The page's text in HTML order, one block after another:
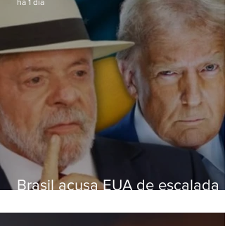
Brasil acusa EUA de escalada
embaixadora
há 1 dia